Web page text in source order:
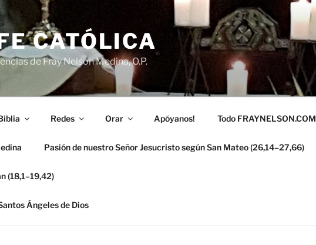
CATÓLICA
de Fray Nelson Medina, O.P.
Redes Orar Apóyanos! Todo FRAYNELSON.COM
Pasión de nuestro Señor Jesucristo según San Mateo (26,14–27,66)
(18,1–19,42)
Ángeles de Dios